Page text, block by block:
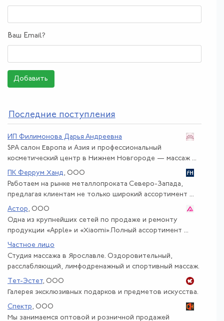
Ваш Email?
Добавить
Последние поступления
ИП Филимонова Дарья Андреевна
SPA салон Европа и Азия и профессиональный
косметический центр в Нижнем Новгороде — массаж ...
ПК Феррум Ханд, ООО
Работаем на рынке металлопроката Северо-Запада,
предлагая клиентам не только широкий ассортимент ...
Астор, ООО
Одна из крупнейших сетей по продаже и ремонту
продукции «Apple» и «Xiaomi».Полный ассортимент ...
Частное лицо
Студия массажа в Ярославле. Оздоровительный,
расслабляющий, лимфодренажный и спортивный массаж.
Тет-Эстет, ООО
Галерея эксклюзивных подарков и предметов искусства.
Спектр, ООО
Мы занимаемся оптовой и розничной продажей